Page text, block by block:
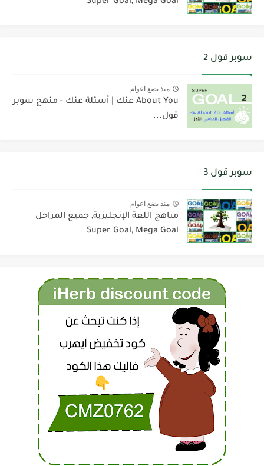
سوبر قول 2
منذ بضع اعوام
About You عنك | أسئلة عنك - منهج سوبر
قول...
سوبر قول 3
منذ بضع اعوام
مناهج اللغة الإنجليزية, جميع المراحل
Super Goal, Mega Goal